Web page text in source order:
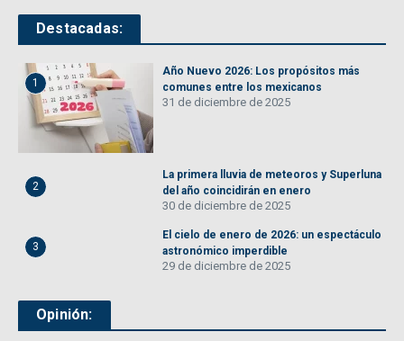
Destacadas:
1
Año Nuevo 2026: Los propósitos más
comunes entre los mexicanos
31 de diciembre de 2025
2
La primera lluvia de meteoros y Superluna
del año coincidirán en enero
30 de diciembre de 2025
3
El cielo de enero de 2026: un espectáculo
astronómico imperdible
29 de diciembre de 2025
Opinión: